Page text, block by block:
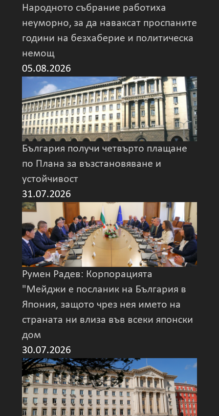
Народното събрание работиха
неуморно, за да наваксат проспаните
години на безхаберие и политическа
немощ
05.08.2026
България получи четвърто плащане
по Плана за възстановяване и
устойчивост
31.07.2026
Румен Радев: Корпорацията
"Мейджи е посланик на България в
Япония, защото чрез нея името на
страната ни влиза във всеки японски
дом
30.07.2026